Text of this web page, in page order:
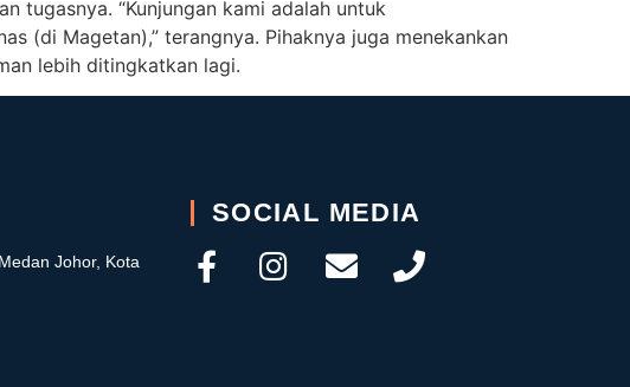
tugasnya. “Kunjungan kami adalah untuk
(di Magetan),” terangnya. Pihaknya juga menekankan
lebih ditingkatkan lagi.
Johor, Kota
SOCIAL MEDIA